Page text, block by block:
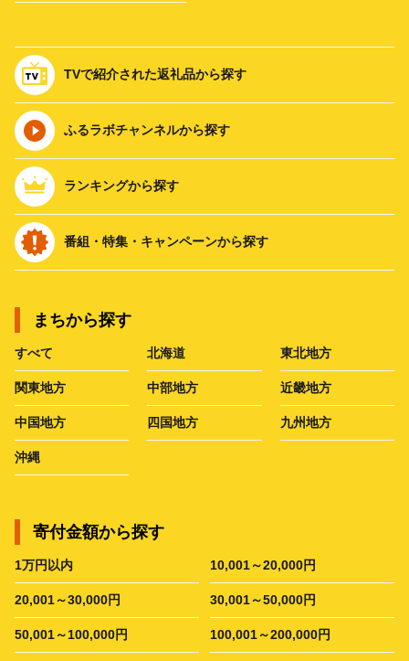
TVで紹介された返礼品から探す
ふるラボチャンネルから探す
ランキングから探す
番組・特集・キャンペーンから探す
まちから探す
すべて 北海道 東北地方
関東地方 中部地方 近畿地方
中国地方 四国地方 九州地方
沖縄
寄付金額から探す
1万円以内 10,001～20,000円
20,001～30,000円 30,001～50,000円
50,001～100,000円 100,001～200,000円